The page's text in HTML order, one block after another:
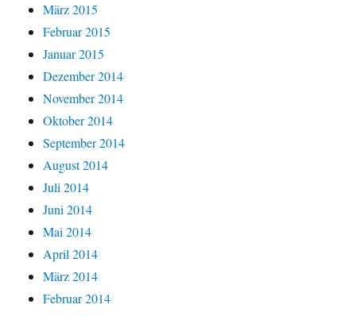
März 2015
Februar 2015
Januar 2015
Dezember 2014
November 2014
Oktober 2014
September 2014
August 2014
Juli 2014
Juni 2014
Mai 2014
April 2014
März 2014
Februar 2014